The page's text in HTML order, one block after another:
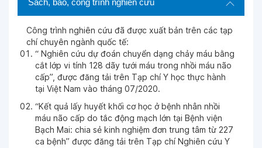
Sách, báo, công trình nghiên cứu
Công trình nghiên cứu đã được xuất bản trên các tạp
chí chuyên ngành quốc tế:
“ Nghiên cứu dự đoán chuyển dạng chảy máu bằng
cắt lớp vi tính 128 dãy tưới máu trong nhồi máu não
cấp”, được đăng tải trên Tạp chí Y học thực hành
tại Việt Nam vào tháng 07/2020.
“Kết quả lấy huyết khối cơ học ở bệnh nhân nhồi
máu não cấp do tắc động mạch lớn tại Bệnh viện
Bạch Mai: chia sẻ kinh nghiệm đơn trung tâm từ 227
ca bệnh’’ được đăng tải trên Tạp chí Nghiên cứu Y